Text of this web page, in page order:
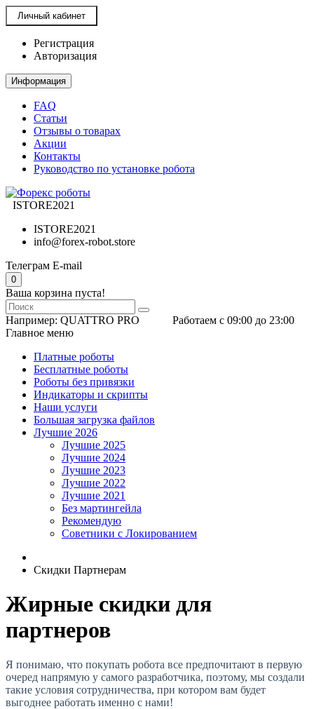
Личный кабинет
Регистрация
Авторизация
Информация
FAQ
Статьи
Отзывы о товарах
Акции
Контакты
Руководство по установке робота
ISTORE2021
ISTORE2021
info@forex-robot.store
Телеграм E-mail
0
Ваша корзина пуста!
Например: QUATTRO PRO
Работаем с 09:00 до 23:00
Главное меню
Платные роботы
Бесплатные роботы
Роботы без привязки
Индикаторы и скрипты
Наши услуги
Большая загрузка файлов
Лучшие 2026
Лучшие 2025
Лучшие 2024
Лучшие 2023
Лучшие 2022
Лучшие 2021
Без мартингейла
Рекомендую
Советники с Локированием
Скидки Партнерам
Жирные скидки для
партнеров
Я понимаю, что покупать робота все предпочитают в первую
очеред напрямую у самого разработчика, поэтому, мы создали
такие условия сотрудничества, при котором вам будет
выгоднее работать именно с нами!